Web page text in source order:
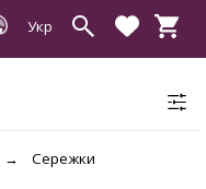
Сережки